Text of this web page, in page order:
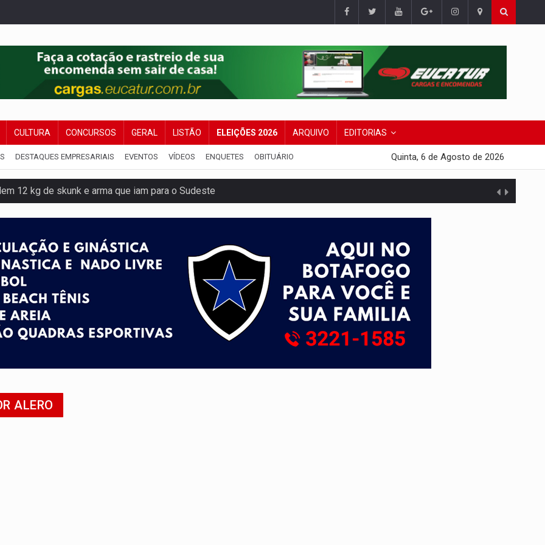
CULTURA CONCURSOS GERAL LISTÃO ELEIÇÕES 2026 ARQUIVO EDITORIAS
DESTAQUES EMPRESARIAIS EVENTOS VÍDEOS ENQUETES OBITUÁRIO Quinta, 6 de Agosto de 2026
12 kg de skunk e arma que iam para o Sudeste
com armas e drogas após crime de tortur@
Somos Nós será apresentado na capital
em frente de academia
de emancipação com programação esportiva
de plástico ou petróleo em ovos
casal de idosos na zona Leste
briga entre vizinhos
ALERO